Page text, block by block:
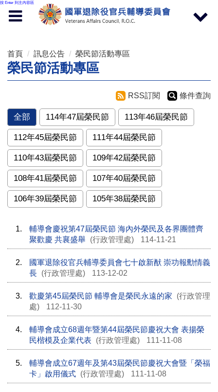
按 Enter 到主內容區
Toggle
navigation
Toggle
首頁 訊息公告 榮民節活動專區
榮民節活動專區
RSS訂閱 條件查詢
全部 114年47屆榮民節 113年46屆榮民節
112年45屆榮民節 111年44屆榮民節
110年43屆榮民節 109年42屆榮民節
108年41屆榮民節 107年40屆榮民節
106年39屆榮民節 105年38屆榮民節
1.
輔導會慶祝第47屆榮民節 海內外榮民及各界團體齊
聚歡慶 共襄盛舉
(行政管理處) 114-11-21
2.
國軍退除役官兵輔導委員會七十啟新猷 崇功報勳情義
長 (行政管理處) 113-12-02
3. 歡慶第45屆榮民節 輔導會是榮民永遠的家
(行政管理
處)
112-11-30
4.
輔導會成立68週年暨第44屆榮民節慶祝大會 表揚榮
民楷模及企業代表
(行政管理處) 111-11-08
5.
輔導會成立67週年及第43屆榮民節慶祝大會暨「榮福
卡」啟用儀式 (行政管理處) 111-11-08